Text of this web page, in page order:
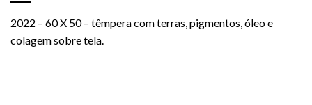
2022 – 60 X 50 – têmpera com terras, pigmentos, óleo e
colagem sobre tela.